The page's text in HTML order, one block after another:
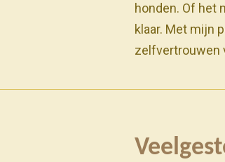
honden. Of het
klaar. Met mijn
zelfvertrouwen